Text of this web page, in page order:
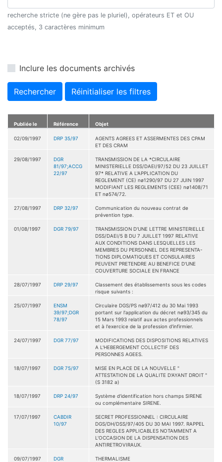
recherche stricte (ne gère pas le pluriel), opérateurs ET et OU
acceptés, 3 caractères minimum
Inclure les documents archivés
Rechercher Réinitialiser les filtres
Publiée le Référence Objet
02/09/1997 DRP 35/97
AGENTS AGREES ET ASSERMENTES DES CPAM
ET DES CRAM
29/08/1997
DGR
81/97;ACCG
22/97
TRANSMISSION DE LA *CIRCULAIRE
MINISTERIELLE DSS/DAEI/97/52 DU 23 JUILLET
97* RELATIVE A L'APPLICATION DU
REGLEMENT (CE) nø1290/97 DU 27 JUIN 1997
MODIFIANT LES REGLEMENTS (CEE) nø1408/71
ET nø574/72.
27/08/1997 DRP 32/97
Communication du nouveau contrat de
prévention type.
01/08/1997 DGR 79/97
TRANSMISSION D'UNE LETTRE MINISTERIELLE
DSS/DAEI/5 B DU 7 JUILLET 1997 RELATIVE
AUX CONDITIONS DANS LESQUELLES LES
MEMBRES DU PERSONNEL DES REPRESENTA-
TIONS DIPLOMATIQUES ET CONSULAIRES
PEUVENT PRETENDRE AU BENEFICE D'UNE
COUVERTURE SOCIALE EN FRANCE
28/07/1997 DRP 29/97
Classement des établissements sous les codes
risque suivants :
25/07/1997
ENSM
39/97;DGR
78/97
Circulaire DGS/PS nø97/412 du 30 Mai 1993
portant sur l'application du décret nø93/345 du
15 Mars 1993 relatif aux actes professionnels
et à l'exercice de la profession d'infirmier.
24/07/1997 DGR 77/97
MODIFICATIONS DES DISPOSITIONS RELATIVES
A L'HEBERGEMENT COLLECTIF DES
PERSONNES AGEES.
18/07/1997 DGR 75/97
MISE EN PLACE DE LA NOUVELLE "
ATTESTATION DE LA QUALITE D'AYANT DROIT "
(S 3182 a)
18/07/1997 DRP 24/97
Système d'identification hors champs SIRENE
ou complémentaire SIRENE.
17/07/1997
CABDIR
10/97
SECRET PROFESSIONNEL : CIRCULAIRE
DGS/DH/DSS/97/405 DU 30 MAI 1997. RAPPEL
DES REGLES APPLICABLES NOTAMMENT A
L'OCCASION DE LA DISPENSATION DES
ANTIRETROVIRAUX.
09/07/1997
DGR
THERMALISME